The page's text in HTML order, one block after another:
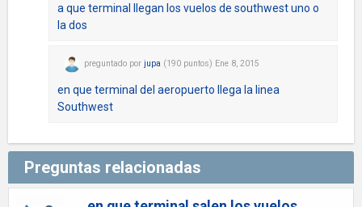
a que terminal llegan los vuelos de southwest uno o
la dos
preguntado por jupa (190 puntos) Ene 8, 2015
en que terminal del aeropuerto llega la linea
Southwest
Preguntas relacionadas